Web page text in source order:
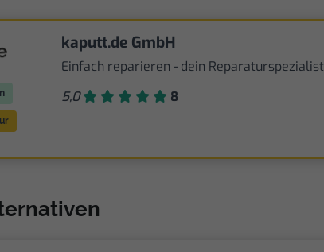
kaputt.de GmbH
Einfach reparieren - dein Reparaturspezialist
5,0
8